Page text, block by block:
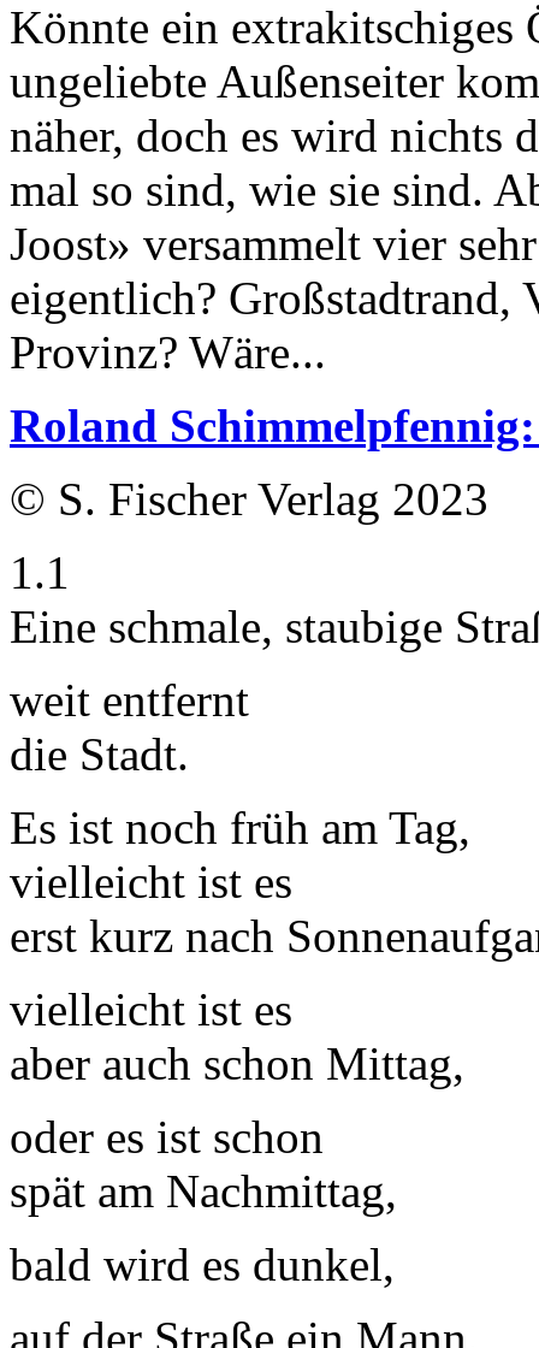
Könnte ein extrakitschiges
ungeliebte Außenseiter
näher, doch es wird nichts
mal so sind, wie sie sind.
Joost» versammelt vier
eigentlich? Großstadtrand,
Provinz? Wäre...
Roland
© S. Fischer Verlag 2023
1.1
Eine schmale, staubige
weit entfernt
die Stadt.
Es ist noch früh am Tag,
vielleicht ist es
erst kurz nach
vielleicht ist es
aber auch schon Mittag,
oder es ist schon
spät am Nachmittag,
bald wird es dunkel,